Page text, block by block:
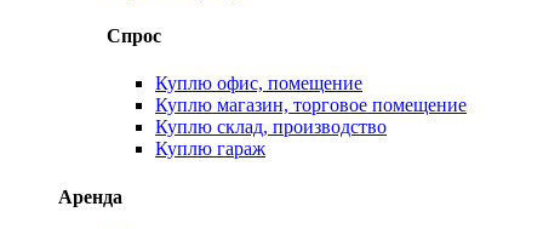
Спрос
Куплю офис, помещение
Куплю магазин, торговое помещение
Куплю склад, производство
Куплю гараж
Аренда